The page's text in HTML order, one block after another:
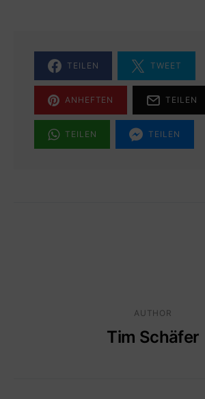
TEILEN TWEET
ANHEFTEN TEILEN
TEILEN TEILEN
AUTHOR
Tim Schäfer